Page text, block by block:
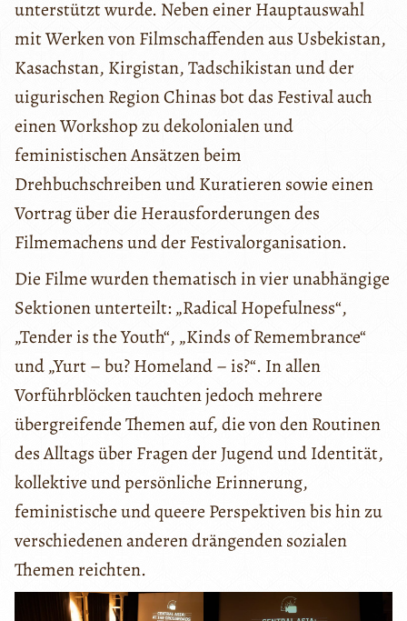
unterstützt wurde. Neben einer Hauptauswahl
mit Werken von Filmschaffenden aus Usbekistan,
Kasachstan, Kirgistan, Tadschikistan und der
uigurischen Region Chinas bot das Festival auch
einen Workshop zu dekolonialen und
feministischen Ansätzen beim
Drehbuchschreiben und Kuratieren sowie einen
Vortrag über die Herausforderungen des
Filmemachens und der Festivalorganisation.
Die Filme wurden thematisch in vier unabhängige
Sektionen unterteilt: „Radical Hopefulness“,
„Tender is the Youth“, „Kinds of Remembrance“
und „Yurt – bu? Homeland – is?“. In allen
Vorführblöcken tauchten jedoch mehrere
übergreifende Themen auf, die von den Routinen
des Alltags über Fragen der Jugend und Identität,
kollektive und persönliche Erinnerung,
feministische und queere Perspektiven bis hin zu
verschiedenen anderen drängenden sozialen
Themen reichten.